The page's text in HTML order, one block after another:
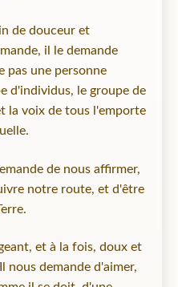
de douceur et
il le demande
pas une personne
d'individus, le groupe de
la voix de tous l'emporte
de nous affirmer,
notre route, et d'être
et à la fois, doux et
nous demande d'aimer,